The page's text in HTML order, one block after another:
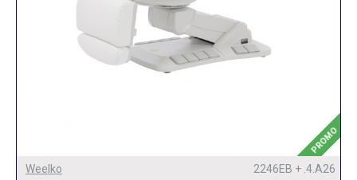
PROMO
Weelko 2246EB + .4.A26